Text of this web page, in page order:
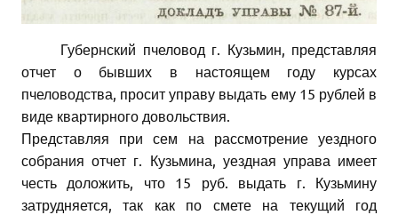
Губернский пчеловод г. Кузьмин, представляя
отчет о бывших в настоящем году курсах
пчеловодства, просит управу выдать ему 15 рублей в
виде квартирного довольствия.
Представляя при сем на рассмотрение уездного
собрания отчет г. Кузьмина, уездная управа имеет
честь доложить, что 15 руб. выдать г. Кузьмину
затрудняется, так как по смете на текущий год